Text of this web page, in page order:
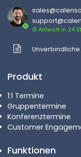
Ø Antwort in 24
Produkt
1:1 Termine
Gruppentermine
Konferenztermine
Customer
Funktionen